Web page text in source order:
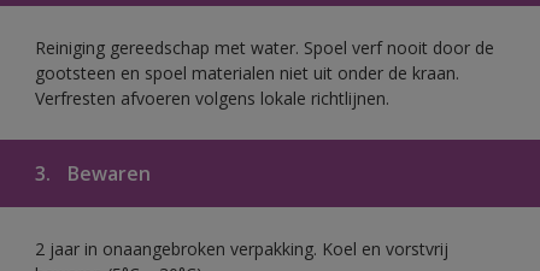
Reiniging gereedschap met water. Spoel verf nooit door de
gootsteen en spoel materialen niet uit onder de kraan.
Verfresten afvoeren volgens lokale richtlijnen.
3. Bewaren
2 jaar in onaangebroken verpakking. Koel en vorstvrij